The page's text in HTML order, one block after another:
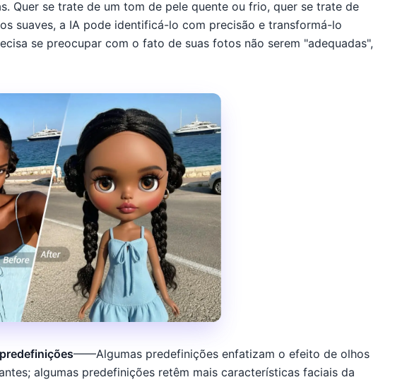
Quer se trate de um tom de pele quente ou frio, quer se trate de
suaves, a IA pode identificá-lo com precisão e transformá-lo
se preocupar com o fato de suas fotos não serem "adequadas",
——Algumas predefinições enfatizam o efeito de olhos
algumas predefinições retêm mais características faciais da